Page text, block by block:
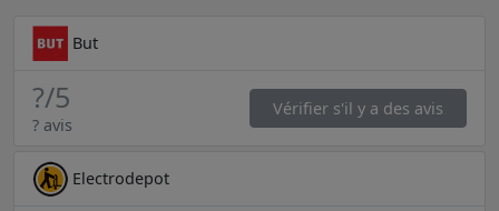
But
?/5
? avis
Vérifier s'il y a des avis
Electrodepot